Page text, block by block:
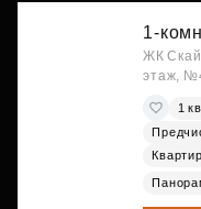
1-
ЖК Скай
этаж,
1